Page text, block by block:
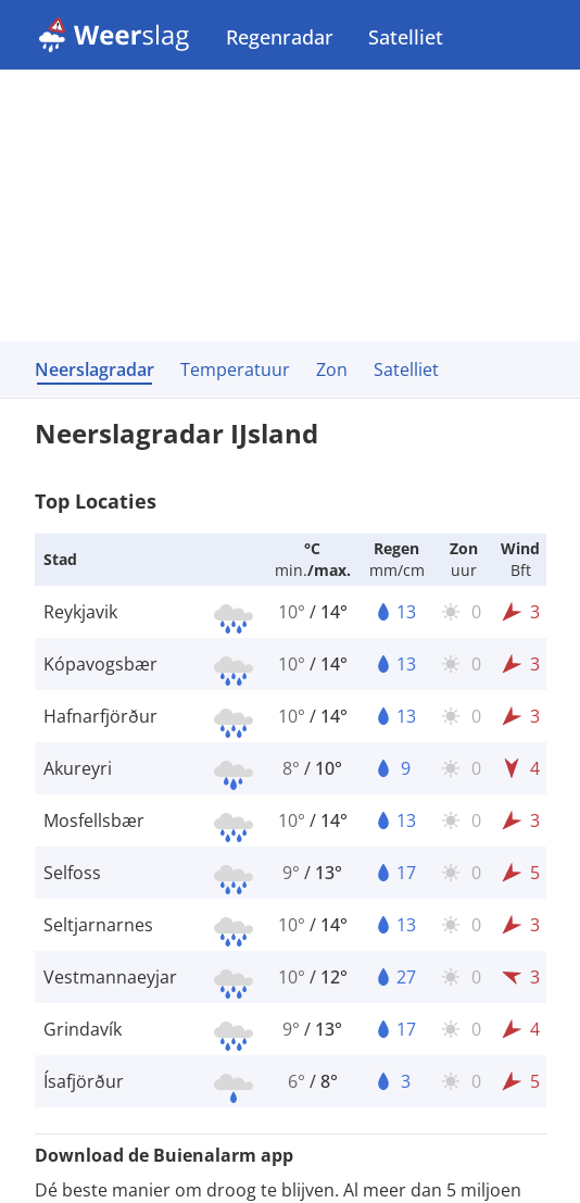
Regenradar Satelliet
Neerslagradar Temperatuur Zon Satelliet
Neerslagradar IJsland
Top Locaties
Stad
°C
min./max.
Regen
mm/cm
Zon
uur
Wind
Bft
Reykjavik 10° / 14° 13 0 3
Kópavogsbær 10° / 14° 13 0 3
Hafnarfjörður 10° / 14° 13 0 3
Akureyri 8° / 10° 9 0 4
Mosfellsbær 10° / 14° 13 0 3
Selfoss 9° / 13° 17 0 5
Seltjarnarnes 10° / 14° 13 0 3
Vestmannaeyjar 10° / 12° 27 0 3
Grindavík 9° / 13° 17 0 4
Ísafjörður 6° /8° 3 0 5
Download de Buienalarm app
Dé beste manier om droog te blijven. Al meer dan 5 miljoen